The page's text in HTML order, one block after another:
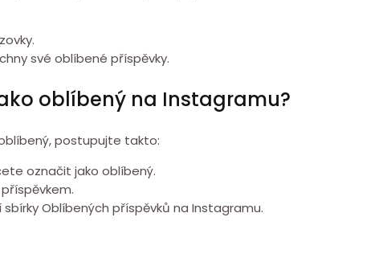
své oblíbené příspěvky.
oblíbený na Instagramu?
postupujte takto:
označit jako oblíbený.
Oblíbených příspěvků na Instagramu.